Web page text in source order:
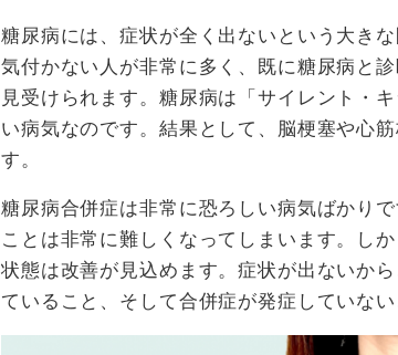
糖尿病には、症状が全く出ないという大き
気付かない人が非常に多く、既に糖尿病と
見受けられます。糖尿病は「サイレント・
い病気なのです。結果として、脳梗塞や心
す。
糖尿病合併症は非常に恐ろしい病気ばかり
ことは非常に難しくなってしまいます。し
状態は改善が見込めます。症状が出ないか
ていること、そして合併症が発症していな